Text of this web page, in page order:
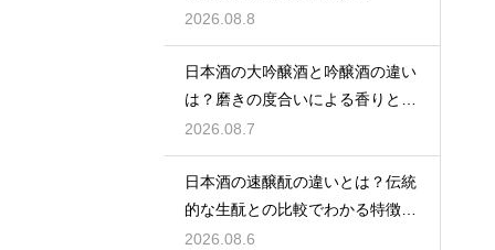
2026.08.8
日本酒の大吟醸酒と吟醸酒の違い
は？磨きの度合いによる香りと味
の差を解説
2026.08.7
日本酒の速醸酛の違いとは？伝統
的な生酛との比較でわかる特徴を
解説
2026.08.6